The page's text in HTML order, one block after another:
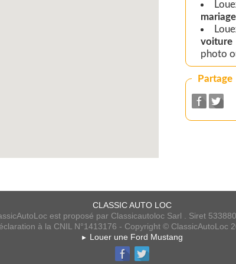
mariage
voiture
photo
Partage
CLASSIC AUTO LOC
est proposé par Classicautoloc Sarl . Siret
à la CNIL N°1413176 - Copyright © ClassicAutoLoc
► Louer une Ford Mustang